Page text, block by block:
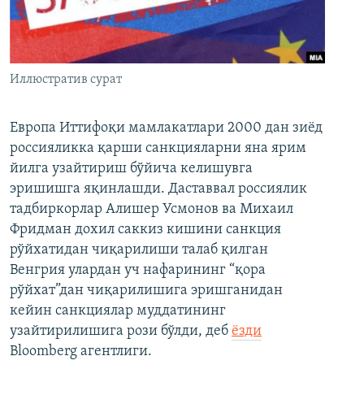
Иллюстратив сурат
Европа Иттифоқи мамлакатлари 2000 дан зиёд
россияликка қарши санкцияларни яна ярим
йилга узайтириш бўйича келишувга
эришишга яқинлашди. Даставвал россиялик
тадбиркорлар Алишер Усмонов ва Михаил
Фридман дохил саккиз кишини санкция
рўйхатидан чиқарилиши талаб қилган
Венгрия улардан уч нафарининг “қора
рўйхат”дан чиқарилишига эришганидан
кейин санкциялар муддатининг
узайтирилишига рози бўлди, деб ёзди
Bloomberg агентлиги.